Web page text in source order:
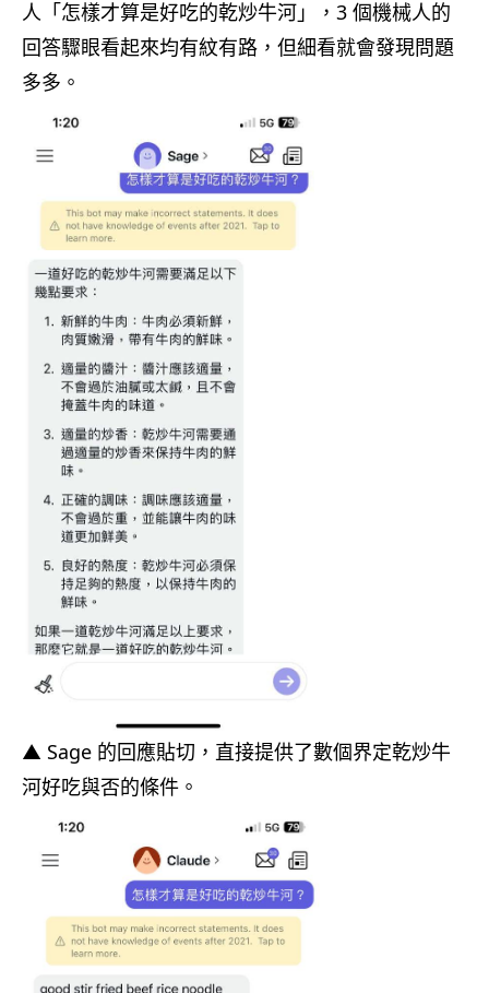
人「怎樣才算是好吃的乾炒牛河」，3 個機械人的
回答驟眼看起來均有紋有路，但細看就會發現問題
多多。
▲ Sage 的回應貼切，直接提供了數個界定乾炒牛
河好吃與否的條件。